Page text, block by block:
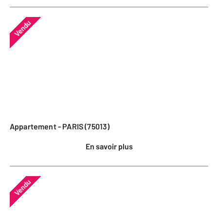
Vendu
Appartement - PARIS (75013)
En savoir plus
Vendu